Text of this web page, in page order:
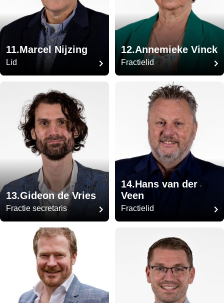
11.Marcel Nijzing
Lid
12.Annemieke Vinck
Fractielid
13.Gideon de Vries
Fractie secretaris
14.Hans van der
Veen
Fractielid